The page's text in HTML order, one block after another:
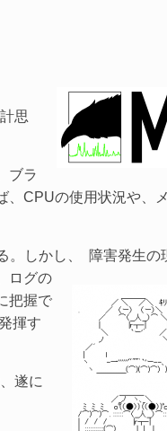
思
ブラ
、CPUの使用状況や、
しかし、
障害発生の
ログの
把握で
揮す
遂に